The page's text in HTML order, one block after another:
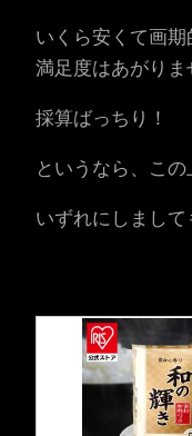
いくら安くて画
満足度はあがりま
採算ばっちり！
というなら、こ
いずれにしまし